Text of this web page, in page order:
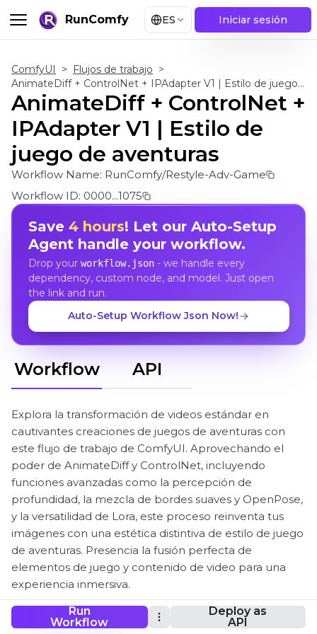
RunComfy ES Iniciar sesión
Run
Workflow
Deploy as
API
ComfyUI > Flujos de trabajo >
AnimateDiff + ControlNet + IPAdapter V1 | Estilo de juego de aventuras
AnimateDiff + ControlNet +
IPAdapter V1 | Estilo de
juego de aventuras
Workflow Name: RunComfy/Restyle-Adv-Game
Workflow ID: 0000...1075
Save 4 hours! Let our Auto-Setup
Agent handle your workflow.
Drop your workflow.json- we handle every
dependency, custom node, and model. Just open
the link and run.
Auto-Setup Workflow Json Now!
Workflow API
Explora la transformación de videos estándar en
cautivantes creaciones de juegos de aventuras con
este flujo de trabajo de ComfyUI. Aprovechando el
poder de AnimateDiff y ControlNet, incluyendo
funciones avanzadas como la percepción de
profundidad, la mezcla de bordes suaves y OpenPose,
y la versatilidad de Lora, este proceso reinventa tus
imágenes con una estética distintiva de estilo de juego
de aventuras. Presencia la fusión perfecta de
elementos de juego y contenido de video para una
experiencia inmersiva.